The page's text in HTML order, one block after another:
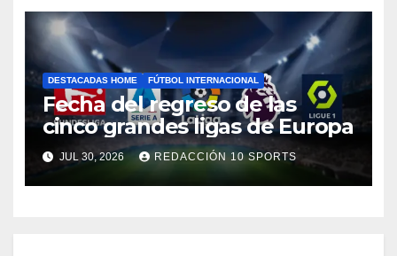
DESTACADAS HOME FÚTBOL INTERNACIONAL
Fecha del regreso de las
cinco grandes ligas de Europa
JUL 30, 2026 REDACCIÓN 10 SPORTS